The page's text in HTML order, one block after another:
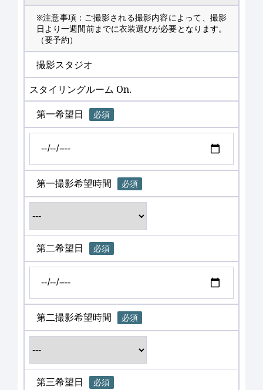
※注意事項：ご撮影される撮影内容によって、撮影
日より一週間前までに衣装選びが必要となります。
（要予約）
撮影スタジオ
スタイリングルーム On.
第一希望日
必須
第一撮影希望時間 必須
第二希望日 必須
第二撮影希望時間 必須
第三希望日 必須